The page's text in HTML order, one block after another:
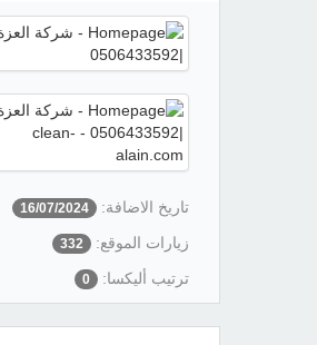
تاريخ الاضافة:
16/07/2024
زيارات الموقع: 332
ترتيب أليكسا: 0